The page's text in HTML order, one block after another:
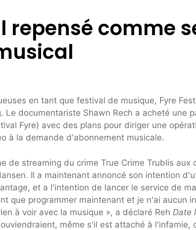
repensé comme
en tant que festival de musique, Fyre
Le documentariste Shawn Rech a acheté une
Fyre) avec des plans pour diriger une
à la demande d'abonnement musicale.
de streaming du crime True Crime Trublis aux
Il a maintenant annoncé son intention
et a l'intention de lancer le service de
que programmer maintenant et je n'ai aucun
à voir avec la musique », a déclaré Reh Date
même s'il est attaché à l'infamie,